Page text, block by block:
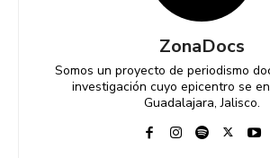
ZonaDocs
Somos un proyecto de periodismo
investigación cuyo epicentro se
Guadalajara, Jalisco.